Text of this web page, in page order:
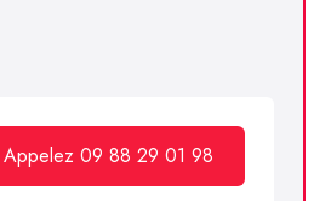
Appelez 09 88 29 01 98